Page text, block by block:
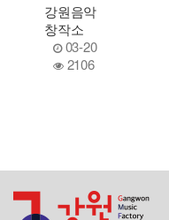
강원음악
창작소
03-20
2106